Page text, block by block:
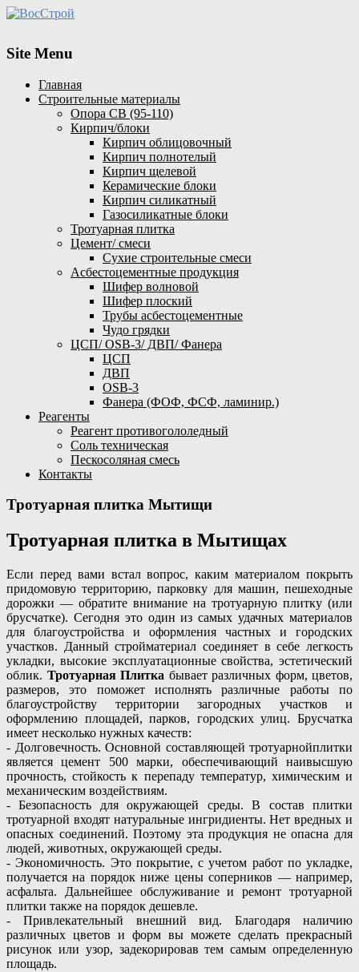
Site Menu
Главная
Строительные материалы
Опора СВ (95-110)
Кирпич/блоки
Кирпич облицовочный
Кирпич полнотелый
Кирпич щелевой
Керамические блоки
Кирпич силикатный
Газосиликатные блоки
Тротуарная плитка
Цемент/ смеси
Сухие строительные смеси
Асбестоцементные продукция
Шифер волновой
Шифер плоский
Трубы асбестоцементные
Чудо грядки
ЦСП/ OSB-3/ ДВП/ Фанера
ЦСП
ДВП
OSB-3
Фанера (ФОФ, ФСФ, ламинир.)
Реагенты
Реагент противогололедный
Соль техническая
Пескосоляная смесь
Контакты
Тротуарная плитка Мытищи
Тротуарная плитка в Мытищах
Если перед вами встал вопрос, каким материалом покрыть
придомовую территорию, парковку для машин, пешеходные
дорожки — обратите внимание на тротуарную плитку (или
брусчатке). Сегодня это один из самых удачных материалов
для благоустройства и оформления частных и городских
участков. Данный стройматериал соединяет в себе легкость
укладки, высокие эксплуатационные свойства, эстетический
облик. Тротуарная Плитка бывает различных форм, цветов,
размеров, это поможет исполнять различные работы по
благоустройству территории загородных участков и
оформлению площадей, парков, городских улиц. Брусчатка
имеет несколько нужных качеств:
- Долговечность. Основной составляющей тротуарнойплитки
является цемент 500 марки, обеспечивающий наивысшую
прочность, стойкость к перепаду температур, химическим и
механическим воздействиям.
- Безопасность для окружающей среды. В состав плитки
тротуарной входят натуральные ингридиенты. Нет вредных и
опасных соединений. Поэтому эта продукция не опасна для
людей, животных, окружающей среды.
- Экономичность. Это покрытие, с учетом работ по укладке,
получается на порядок ниже цены соперников — например,
асфальта. Дальнейшее обслуживание и ремонт тротуарной
плитки также на порядок дешевле.
- Привлекательный внешний вид. Благодаря наличию
различных цветов и форм вы можете сделать прекрасный
рисунок или узор, задекорировав тем самым определенную
площадь.